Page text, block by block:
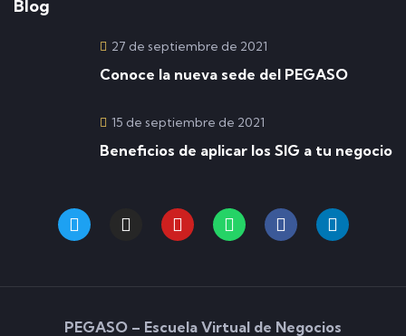
Blog
27 de septiembre de 2021
Conoce la nueva sede del PEGASO
15 de septiembre de 2021
Beneficios de aplicar los SIG a tu negocio
PEGASO – Escuela Virtual de Negocios